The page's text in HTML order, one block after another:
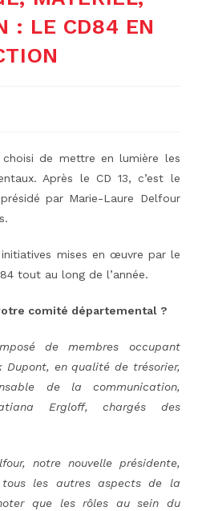
: LE CD84 EN
de mettre en lumière les
Après le CD 13, c’est le
par Marie-Laure Delfour
mises en œuvre par le
tout au long de l’année.
comité départemental ?
de membres occupant
Dupont, en qualité de trésorier,
de la communication,
Ergloff, chargés des
notre nouvelle présidente,
les autres aspects de la
que les rôles au sein du